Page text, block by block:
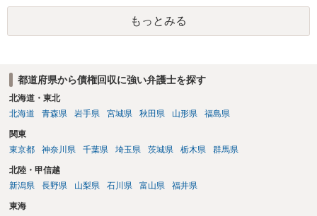
外に選択肢がない場合もあるでしょう。 このように、本件の紛争は、
法的には「当事者の合理的意思」がどこにあるのかを追求した解決が
必要になると思われます。なかなか難しい問題なので、弁護士によっ
業者へ（原契約のクーリング・オフの証拠の写しとともに）支払拒絶
の通知書を送り、もし訴訟や支払督促を行ってきた場合には全面的に
争う、というやり方がベターではないかと思います。弁護士会の相談
もっとみる
都道府県から債権回収に強い弁護士を探す
北海道・東北
北海道
青森県 岩手県 宮城県 秋田県 山形県 福島県
関東
東京都
神奈川県 千葉県 埼玉県 茨城県 栃木県 群馬県
北陸・甲信越
新潟県
長野県 山梨県 石川県 富山県 福井県
東海